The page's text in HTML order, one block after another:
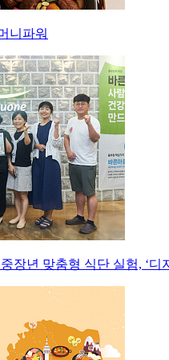
니파워
장년 맞춤형 식단 실험, ‘디